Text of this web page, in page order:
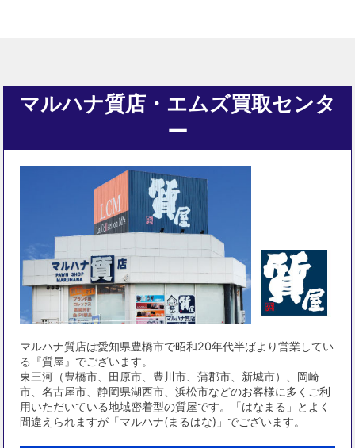
マルハナ質店・エムズ買取センタ
ー
マルハナ質店は愛知県豊橋市で昭和20年代半ばより営業してい
る『質屋』でございます。
東三河（豊橋市、田原市、豊川市、蒲郡市、新城市）、岡崎
市、名古屋市、静岡県湖西市、浜松市などのお客様に多くご利
用いただいている地域密着型の質屋です。「はなまる」とよく
間違えられますが「マルハナ(まるはな)」でございます。